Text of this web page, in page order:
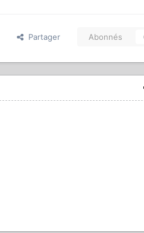
Partager Abonnés